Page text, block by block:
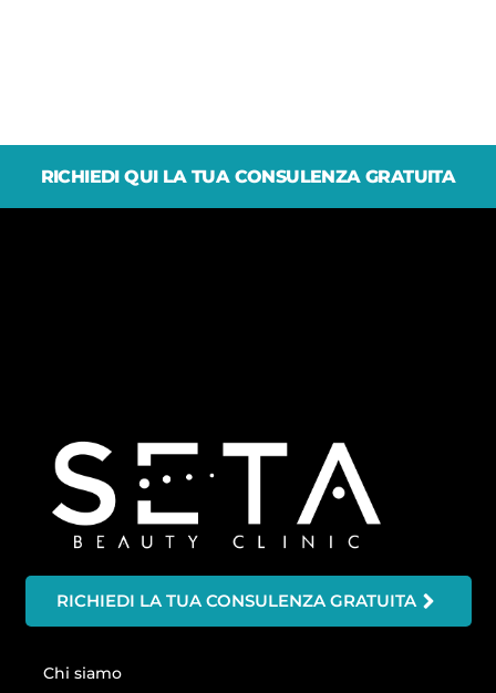
RICHIEDI QUI LA TUA CONSULENZA GRATUITA
RICHIEDI LA TUA CONSULENZA GRATUITA
Chi siamo